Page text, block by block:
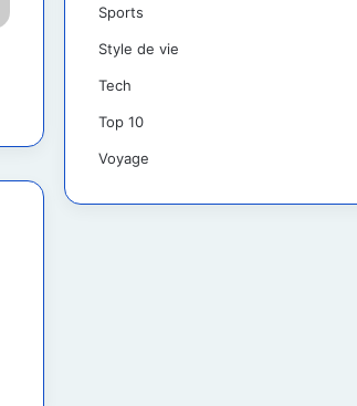
Sports
Style de vie
Tech
Top 10
Voyage